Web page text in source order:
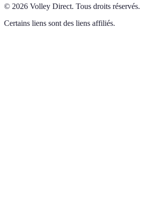
© 2026 Volley Direct. Tous droits réservés.
Certains liens sont des liens affiliés.